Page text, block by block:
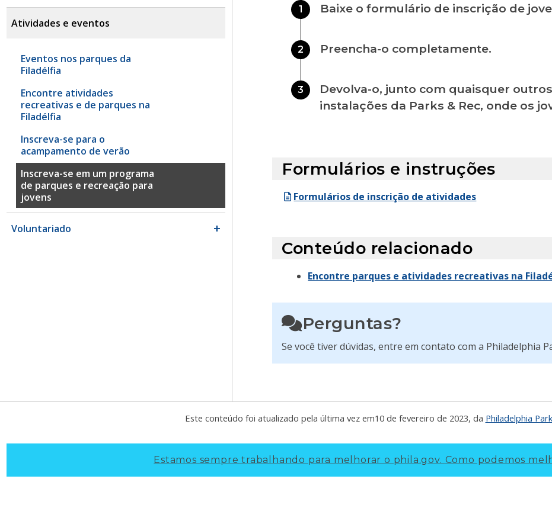
Atividades e eventos
Eventos nos parques da
Filadélfia
Encontre atividades
recreativas e de parques na
Filadélfia
Inscreva-se para o
acampamento de verão
Inscreva-se em um programa
de parques e recreação para
jovens
Voluntariado
1 Baixe o formulário de inscrição de
2 Preencha-o completamente.
3
Devolva-o, junto com quaisquer
instalações da Parks & Rec, onde os
Formulários e instruções
Formulários de inscrição de atividades
Conteúdo relacionado
Encontre parques e atividades recreativas na
Perguntas?
Se você tiver dúvidas, entre em contato com a Philadelphia
Este conteúdo foi atualizado pela última vez em10 de fevereiro de 2023, da Philadelphia
Estamos sempre trabalhando para melhorar o phila.gov. Como podemos